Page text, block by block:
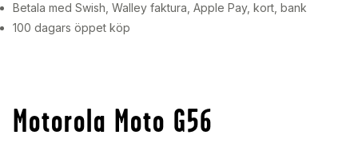
Betala med Swish, Walley faktura, Apple Pay, kort, bank
100 dagars öppet köp
Motorola Moto G56